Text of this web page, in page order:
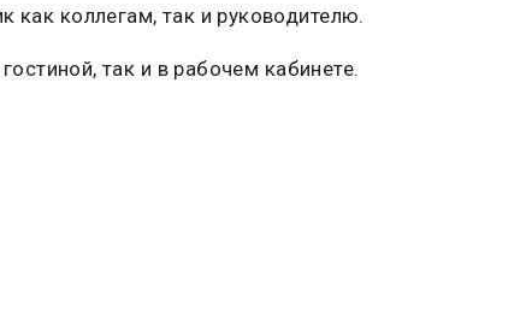
как коллегам, так и руководителю.
так и в рабочем кабинете.